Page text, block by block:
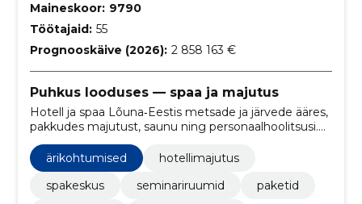
Maineskoor: 9790
Töötajaid: 55
Prognooskäive (2026): 2 858 163 €
Puhkus looduses — spaa ja majutus
Hotell ja spaa Lõuna‑Eestis metsade ja järvede ääres,
pakkudes majutust, saunu ning personaalhoolitsusi.
Pakume pakettreise, seminare ja mugavat
otsebroneerimist ning e‑poe lahendust.
ärikohtumised
hotellimajutus
spakeskus
seminariruumid
paketid